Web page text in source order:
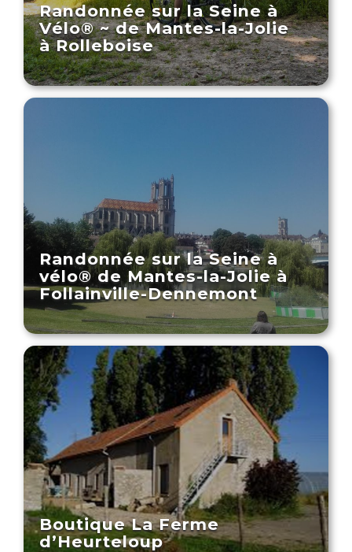
Randonnée sur la Seine à
Vélo® ~ de Mantes-la-Jolie
à Rolleboise
Randonnée sur la Seine à
vélo® de Mantes-la-Jolie à
Follainville-Dennemont
Boutique La Ferme
d’Heurteloup